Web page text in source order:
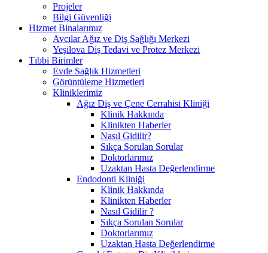
Projeler
Bilgi Güvenliği
Hizmet Binalarımız
Avcılar Ağız ve Diş Sağlığı Merkezi
Yeşilova Diş Tedavi ve Protez Merkezi
Tıbbi Birimler
Evde Sağlık Hizmetleri
Görüntüleme Hizmetleri
Kliniklerimiz
Ağız Diş ve Çene Cerrahisi Kliniği
Klinik Hakkında
Klinikten Haberler
Nasıl Gidilir?
Sıkça Sorulan Sorular
Doktorlarımız
Uzaktan Hasta Değerlendirme
Endodonti Kliniği
Klinik Hakkında
Klinikten Haberler
Nasıl Gidilir ?
Sıkça Sorulan Sorular
Doktorlarımız
Uzaktan Hasta Değerlendirme